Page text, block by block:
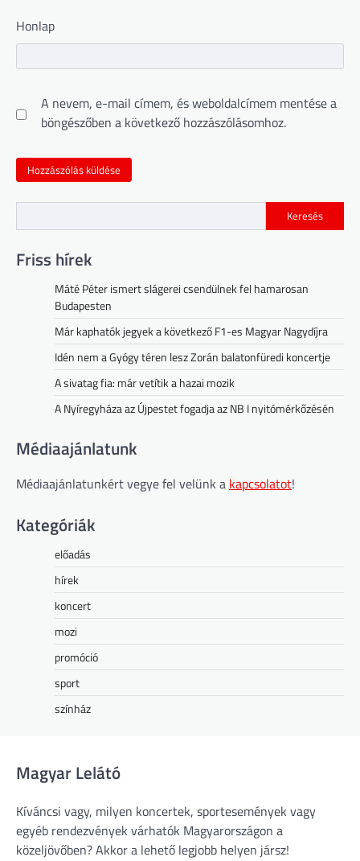
Honlap
A nevem, e-mail címem, és weboldalcímem mentése a
böngészőben a következő hozzászólásomhoz.
Keresés
Friss hírek
Máté Péter ismert slágerei csendülnek fel hamarosan
Budapesten
Már kaphatók jegyek a következő F1-es Magyar Nagydíjra
Idén nem a Gyógy téren lesz Zorán balatonfüredi koncertje
A sivatag fia: már vetítik a hazai mozik
A Nyíregyháza az Újpestet fogadja az NB I nyitómérkőzésén
Médiaajánlatunk
Médiaajánlatunkért vegye fel velünk a kapcsolatot!
Kategóriák
előadás
hírek
koncert
mozi
promóció
sport
színház
Magyar Lelátó
Kíváncsi vagy, milyen koncertek, sportesemények vagy
egyéb rendezvények várhatók Magyarországon a
közeljövőben? Akkor a lehető legjobb helyen jársz!